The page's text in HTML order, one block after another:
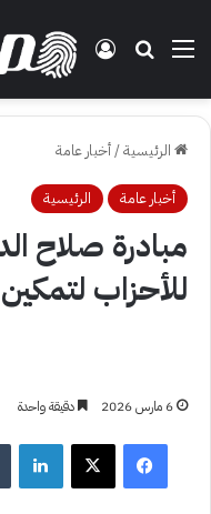
القائمة بحث عنتسجيل الدخول
الرئيسية/أخبار عامة
أخبار عامة الرئيسية
مبادرة صلاح
للأحزاب
6 مارس 2026 دقيقة واحدة
فيسبوك‫X